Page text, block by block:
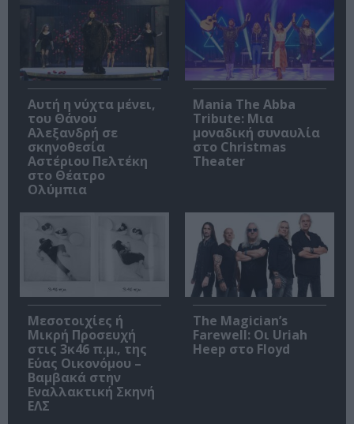
Αυτή η νύχτα μένει,
του Θάνου
Αλεξανδρή σε
σκηνοθεσία
Αστέριου Πελτέκη
στο Θέατρο
Ολύμπια
Mania The Abba
Tribute: Μια
μοναδική συναυλία
στο Christmas
Theater
Μεσοτοιχίες ή
Μικρή Προσευχή
στις 3κ46 π.μ., της
Εύας Οικονόμου –
Βαμβακά στην
Εναλλακτική Σκηνή
ΕΛΣ
The Magician’s
Farewell: Οι Uriah
Heep στο Floyd